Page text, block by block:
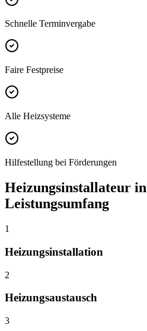
Schnelle Terminvergabe
Faire Festpreise
Alle Heizsysteme
Hilfestellung bei Förderungen
Heizungsinstallateur in
Leistungsumfang
1
Heizungsinstallation
2
Heizungsaustausch
3